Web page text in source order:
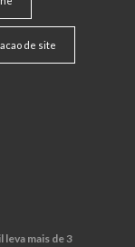
de site
mais de 3